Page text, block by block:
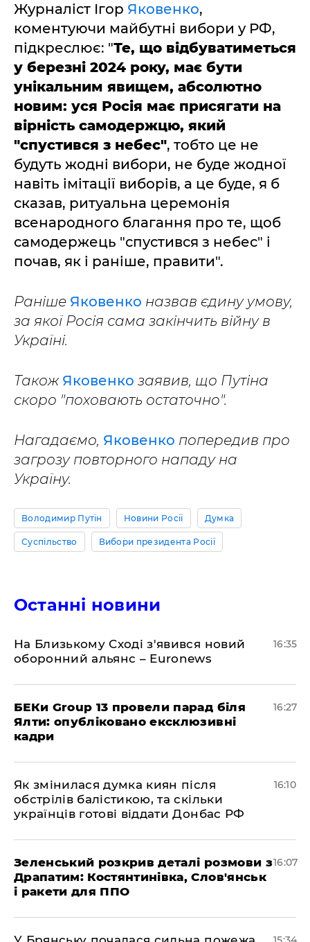
Журналіст Ігор Яковенко,
коментуючи майбутні вибори у РФ,
підкреслює: "Те, що відбуватиметься
у березні 2024 року, має бути
унікальним явищем, абсолютно
новим: уся Росія має присягати на
вірність самодержцю, який
"спустився з небес", тобто це не
будуть жодні вибори, не буде жодної
навіть імітації виборів, а це буде, я б
сказав, ритуальна церемонія
всенародного благання про те, щоб
самодержець "спустився з небес" і
почав, як і раніше, правити".
Раніше Яковенко назвав єдину умову,
за якої Росія сама закінчить війну в
Україні.
Також Яковенко заявив, що Путіна
скоро "поховають остаточно".
Нагадаємо, Яковенко попередив про
загрозу повторного нападу на
Україну.
Володимир Путін Новини Росії Думка
Суспільство Вибори президента Росії
Останні новини
На Близькому Сході з'явився новий
оборонний альянс – Euronews
16:35
БЕКи Group 13 провели парад біля
Ялти: опубліковано ексклюзивні
кадри
16:27
Як змінилася думка киян після
обстрілів балістикою, та скільки
українців готові віддати Донбас РФ
16:10
Зеленський розкрив деталі розмови з
Драпатим: Костянтинівка, Слов'янськ
і ракети для ППО
16:07